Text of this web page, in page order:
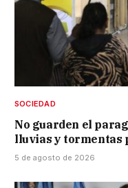
SOCIEDAD
No guarden el
lluvias y tormentas
5 de agosto de 2026